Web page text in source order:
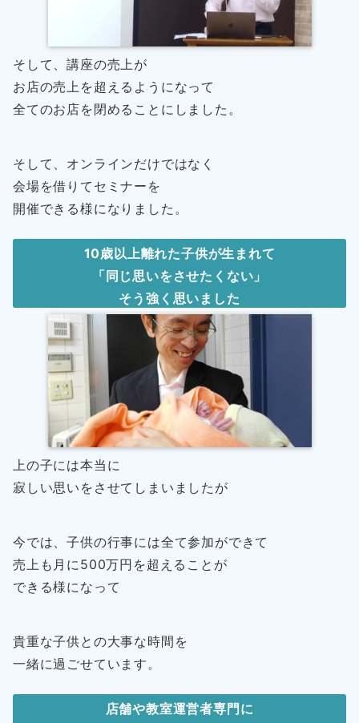
そして、講座の売上が
お店の売上を超えるようになって
全てのお店を閉めることにしました。
そして、オンラインだけではなく
会場を借りてセミナーを
開催できる様になりました。
10歳以上離れた子供が生まれて
「同じ思いをさせたくない」
そう強く思いました
上の子には本当に
寂しい思いをさせてしまいましたが
今では、子供の行事には全て参加ができて
売上も月に500万円を超えることが
できる様になって
貴重な子供との大事な時間を
一緒に過ごせています。
店舗や教室運営者専門に